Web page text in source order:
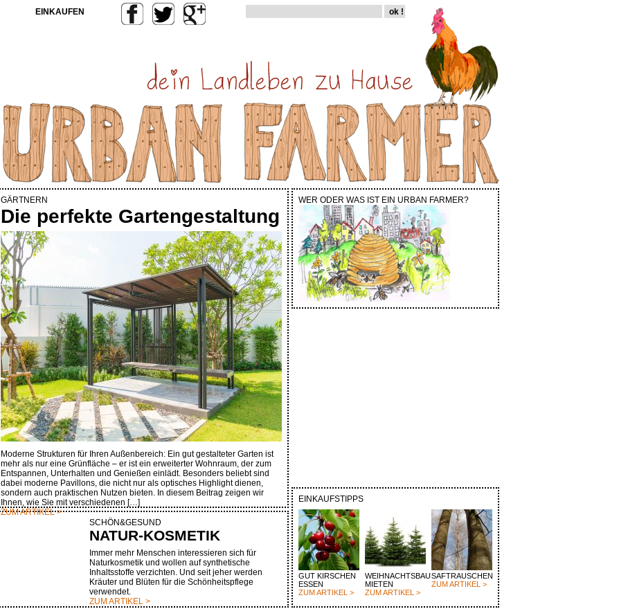
EINKAUFEN
WER ODER WAS IST EIN URBAN FARMER?
EINKAUFSTIPPS
GUT KIRSCHEN
ESSEN
ZUM ARTIKEL >
WEIHNACHTSBAUM
MIETEN
ZUM ARTIKEL >
SAFTRAUSCHEN
ZUM ARTIKEL >
GÄRTNERN
Die perfekte Gartengestaltung
Moderne Strukturen für Ihren Außenbereich: Ein gut gestalteter Garten ist
mehr als nur eine Grünfläche – er ist ein erweiterter Wohnraum, der zum
Entspannen, Unterhalten und Genießen einlädt. Besonders beliebt sind
dabei moderne Pavillons, die nicht nur als optisches Highlight dienen,
sondern auch praktischen Nutzen bieten. In diesem Beitrag zeigen wir
Ihnen, wie Sie mit verschiedenen […]
ZUM ARTIKEL >
SCHÖN&GESUND
NATUR-KOSMETIK
Immer mehr Menschen interessieren sich für
Naturkosmetik und wollen auf synthetische
Inhaltsstoffe verzichten. Und seit jeher werden
Kräuter und Blüten für die Schönheitspflege
verwendet.
ZUM ARTIKEL >